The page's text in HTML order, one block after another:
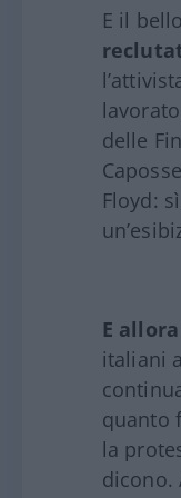
E il
delle
Floyd:
E
italiani
quanto
la
dicono.